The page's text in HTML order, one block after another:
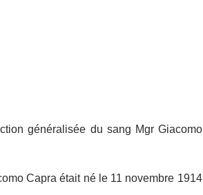
généralisée du sang Mgr Giacomo
Capra était né le 11 novembre 1914